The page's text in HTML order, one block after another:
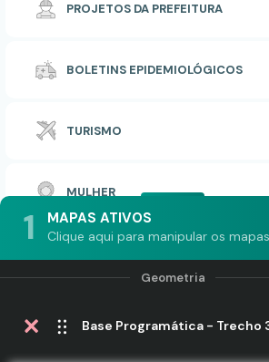
PROJETOS DA PREFEITURA
BOLETINS EPIDEMIOLÓGICOS
TURISMO
MULHER
1 MAPAS ATIVOS
Clique aqui para manipular os mapas
Base Programática - Trecho